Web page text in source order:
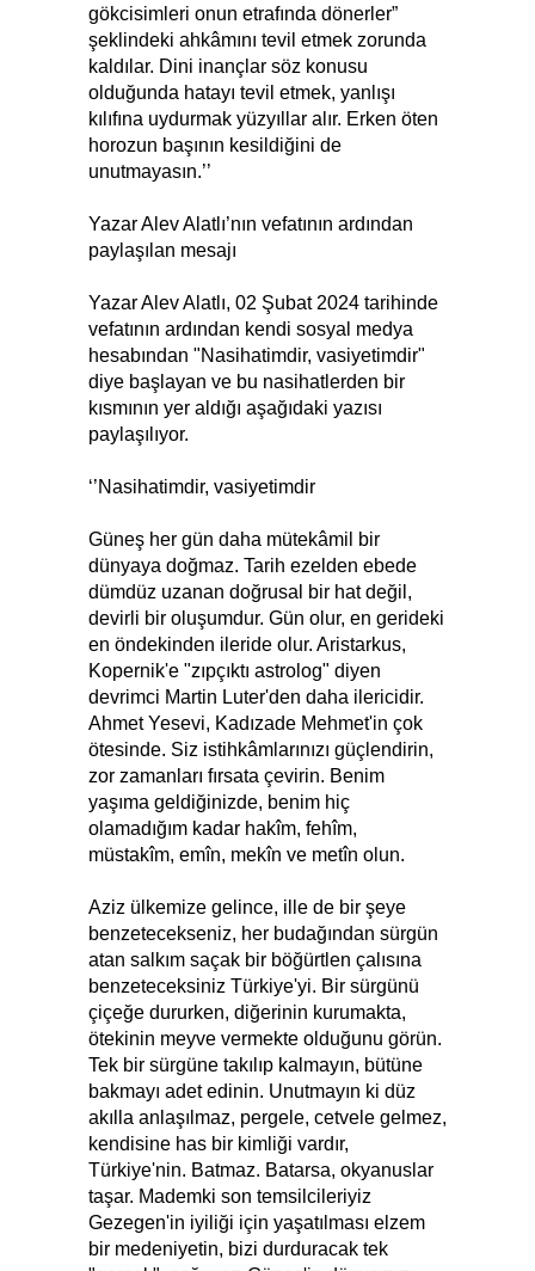
gökcisimleri onun etrafında dönerler”
şeklindeki ahkâmını tevil etmek zorunda
kaldılar. Dini inançlar söz konusu
olduğunda hatayı tevil etmek, yanlışı
kılıfına uydurmak yüzyıllar alır. Erken öten
horozun başının kesildiğini de
unutmayasın.’’
Yazar Alev Alatlı’nın vefatının ardından
paylaşılan mesajı
Yazar Alev Alatlı, 02 Şubat 2024 tarihinde
vefatının ardından kendi sosyal medya
hesabından "Nasihatimdir, vasiyetimdir"
diye başlayan ve bu nasihatlerden bir
kısmının yer aldığı aşağıdaki yazısı
paylaşılıyor.
‘’Nasihatimdir, vasiyetimdir
Güneş her gün daha mütekâmil bir
dünyaya doğmaz. Tarih ezelden ebede
dümdüz uzanan doğrusal bir hat değil,
devirli bir oluşumdur. Gün olur, en gerideki
en öndekinden ileride olur. Aristarkus,
Kopernik'e "zıpçıktı astrolog" diyen
devrimci Martin Luter'den daha ilericidir.
Ahmet Yesevi, Kadızade Mehmet'in çok
ötesinde. Siz istihkâmlarınızı güçlendirin,
zor zamanları fırsata çevirin. Benim
yaşıma geldiğinizde, benim hiç
olamadığım kadar hakîm, fehîm,
müstakîm, emîn, mekîn ve metîn olun.
Aziz ülkemize gelince, ille de bir şeye
benzetecekseniz, her budağından sürgün
atan salkım saçak bir böğürtlen çalısına
benzeteceksiniz Türkiye'yi. Bir sürgünü
çiçeğe dururken, diğerinin kurumakta,
ötekinin meyve vermekte olduğunu görün.
Tek bir sürgüne takılıp kalmayın, bütüne
bakmayı adet edinin. Unutmayın ki düz
akılla anlaşılmaz, pergele, cetvele gelmez,
kendisine has bir kimliği vardır,
Türkiye'nin. Batmaz. Batarsa, okyanuslar
taşar. Mademki son temsilcileriyiz
Gezegen'in iyiliği için yaşatılması elzem
bir medeniyetin, bizi durduracak tek